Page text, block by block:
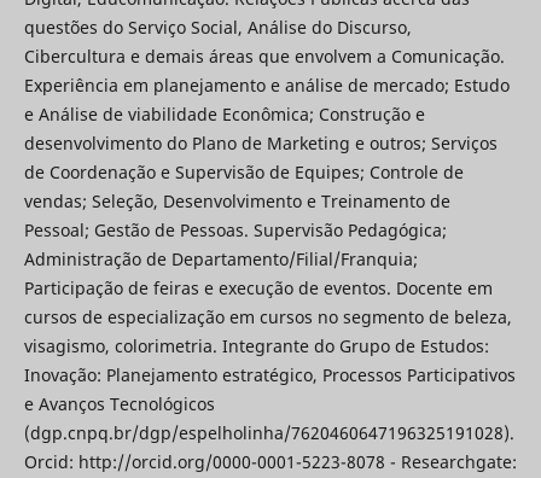
questões do Serviço Social, Análise do Discurso,
Cibercultura e demais áreas que envolvem a Comunicação.
Experiência em planejamento e análise de mercado; Estudo
e Análise de viabilidade Econômica; Construção e
desenvolvimento do Plano de Marketing e outros; Serviços
de Coordenação e Supervisão de Equipes; Controle de
vendas; Seleção, Desenvolvimento e Treinamento de
Pessoal; Gestão de Pessoas. Supervisão Pedagógica;
Administração de Departamento/Filial/Franquia;
Participação de feiras e execução de eventos. Docente em
cursos de especialização em cursos no segmento de beleza,
visagismo, colorimetria. Integrante do Grupo de Estudos:
Inovação: Planejamento estratégico, Processos Participativos
e Avanços Tecnológicos
(dgp.cnpq.br/dgp/espelholinha/7620460647196325191028).
Orcid: http://orcid.org/0000-0001-5223-8078 - Researchgate: